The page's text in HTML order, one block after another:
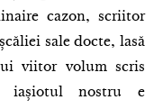
cazon, scriitor
sale docte, lasă
viitor volum scris
iașiotul nostru e